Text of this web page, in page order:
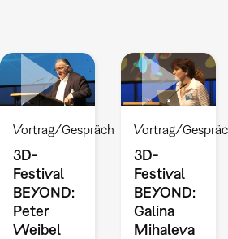
Vortrag/Gespräch
3D-
Festival
BEYOND:
Peter
Weibel
Vortrag/
3D-
Festival
BEYOND:
Galina
Mihaleva